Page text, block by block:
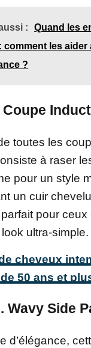
:
Quand les
comment les aider
?
Coupe
toutes les
à raser
pour un style
un cuir
pour ceux
ultra-simple.
cheveux
50 ans et
Wavy Side
d’élégance,